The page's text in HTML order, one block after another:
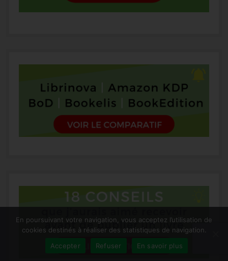
En poursuivant votre navigation, vous acceptez l’utilisation de
cookies destinés à réaliser des statistiques de navigation.
Accepter
Refuser En savoir plus